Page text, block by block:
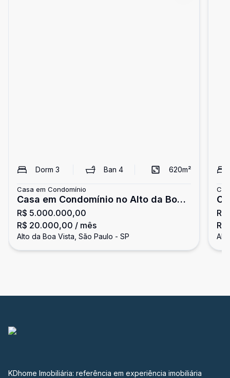
Dorm 3 Ban 4 620m²
Casa em Condomínio
Casa em Condomínio no Alto da Boa
Vista
R$ 5.000.000,00
R$ 20.000,00 / mês
Alto da Boa Vista, São Paulo - SP
KDhome Imobiliária: referência em experiência imobiliária